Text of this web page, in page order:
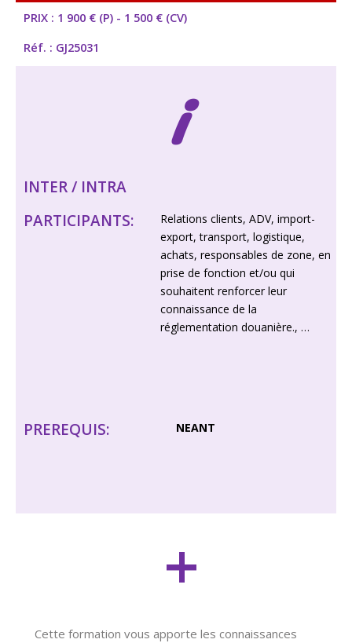
PRIX : 1 900 € (P) - 1 500 € (CV)
Réf. : GJ25031
i
INTER / INTRA
PARTICIPANTS:
Relations clients, ADV, import-
export, transport, logistique,
achats, responsables de zone, en
prise de fonction et/ou qui
souhaitent renforcer leur
connaissance de la
réglementation douanière., …
PREREQUIS: ​ NEANT
+
Cette formation vous apporte les connaissances